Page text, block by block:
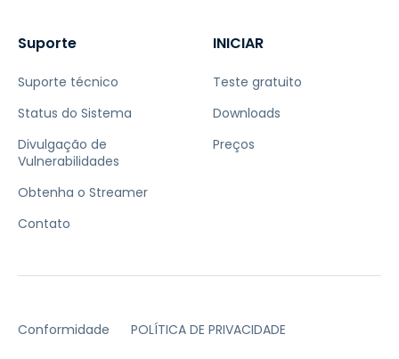
Suporte
Suporte técnico
Status do Sistema
Divulgação de
Vulnerabilidades
Obtenha o Streamer
Contato
INICIAR
Teste gratuito
Downloads
Preços
Conformidade POLÍTICA DE PRIVACIDADE